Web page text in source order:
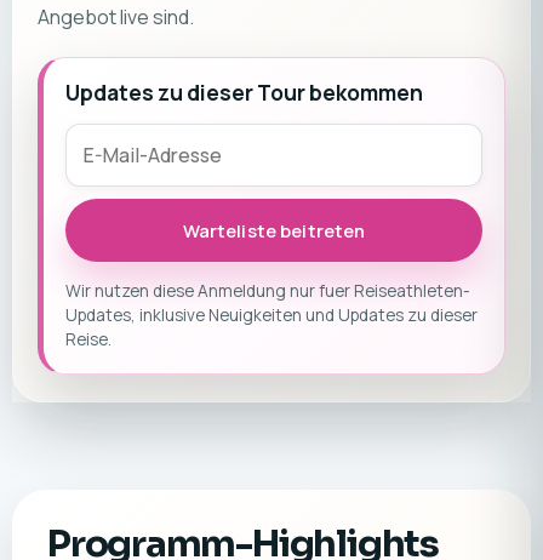
Angebot live sind.
Updates zu dieser Tour bekommen
Warteliste beitreten
Wir nutzen diese Anmeldung nur fuer Reiseathleten-
Updates, inklusive Neuigkeiten und Updates zu dieser
Reise.
Programm-Highlights